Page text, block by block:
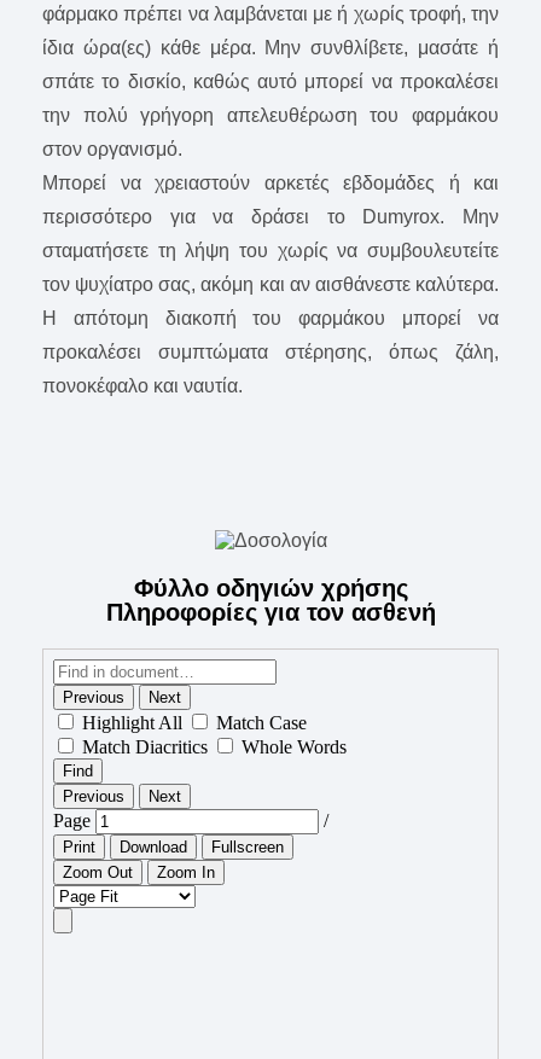
φάρμακο πρέπει να λαμβάνεται με ή χωρίς τροφή, την
ίδια ώρα(ες) κάθε μέρα. Μην συνθλίβετε, μασάτε ή
σπάτε το δισκίο, καθώς αυτό μπορεί να προκαλέσει
την πολύ γρήγορη απελευθέρωση του φαρμάκου
στον οργανισμό.
Μπορεί να χρειαστούν αρκετές εβδομάδες ή και
περισσότερο για να δράσει το Dumyrox. Μην
σταματήσετε τη λήψη του χωρίς να συμβουλευτείτε
τον ψυχίατρο σας, ακόμη και αν αισθάνεστε καλύτερα.
Η απότομη διακοπή του φαρμάκου μπορεί να
προκαλέσει συμπτώματα στέρησης, όπως ζάλη,
πονοκέφαλο και ναυτία.
Φύλλο οδηγιών χρήσης
Πληροφορίες για τον ασθενή